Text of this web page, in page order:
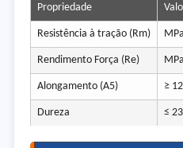
Propriedade
Resistência à tração (Rm)
Rendimento Força (Re)
Alongamento (A5) ≥
Dureza ≤